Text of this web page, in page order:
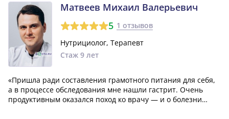
Матвеев Михаил Валерьевич
5 1 отзывов
Нутрициолог, Терапевт
Стаж 9 лет
«Пришла ради составления грамотного питания для себя,
а в процессе обследования мне нашли гастрит. Очень
продуктивным оказался поход ко врачу — и о болезни